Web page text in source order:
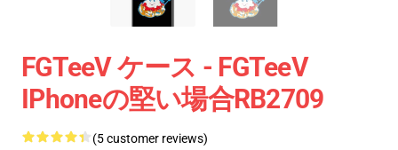
FGTeeV ケース - FGTeeV
IPhoneの堅い場合RB2709
(5 customer reviews)